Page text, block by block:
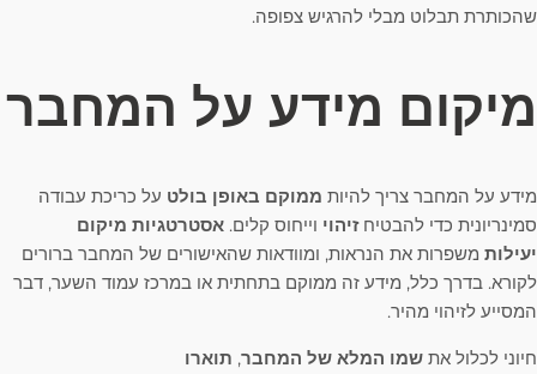
שהכותרת תבלוט מבלי להרגיש צפופה.
מיקום מידע על המחבר
מידע על המחבר צריך להיות ממוקם באופן בולט על כריכת עבודה
סמינריונית כדי להבטיחזיהוי וייחוס קלים. אסטרטגיות מיקום
יעילות משפרות את הנראות, ומוודאות שהאישורים של המחבר ברורים
לקורא. בדרך כלל, מידע זה ממוקם בתחתית או במרכז עמוד השער, דבר
המסייע לזיהוי מהיר.
חיוני לכלול את שמו המלא של המחבר, תוארו